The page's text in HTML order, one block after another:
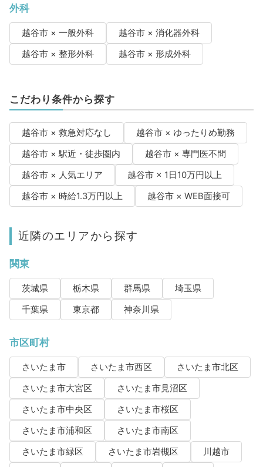
外科
越谷市 × 一般外科
越谷市 × 消化器外科
越谷市 × 整形外科
越谷市 × 形成外科
こだわり条件から探す
越谷市 × 救急対応なし
越谷市 × ゆったりめ勤務
越谷市 × 駅近・徒歩圏内
越谷市 × 専門医不問
越谷市 × 人気エリア
越谷市 × 1日10万円以上
越谷市 × 時給1.3万円以上
越谷市 × WEB面接可
近隣のエリアから探す
関東
茨城県 栃木県 群馬県
埼玉県
千葉県
東京都 神奈川県
市区町村
さいたま市 さいたま市西区
さいたま市北区
さいたま市大宮区
さいたま市見沼区
さいたま市中央区
さいたま市桜区
さいたま市浦和区
さいたま市南区
さいたま市緑区
さいたま市岩槻区
川越市